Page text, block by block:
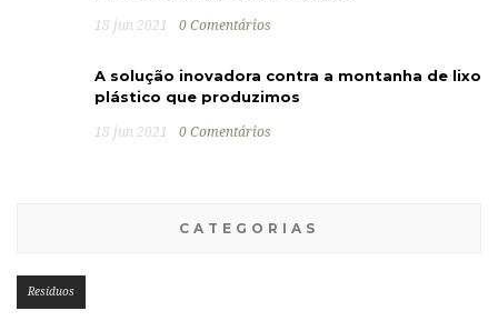
18 jun 2021 0 Comentários
A solução inovadora contra a montanha de lixo
plástico que produzimos
18 jun 2021 0 Comentários
CATEGORIAS
Resíduos